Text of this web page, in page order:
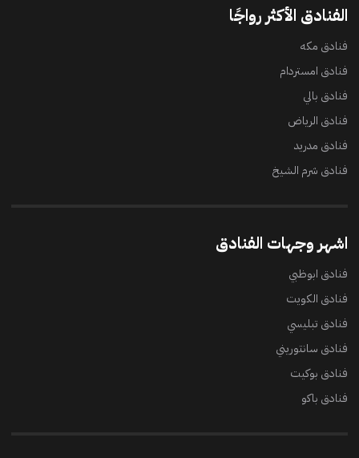
الفنادق الأكثر رواجًا
فنادق مكه
فنادق امستردام
فنادق بالي
فنادق الرياض
فنادق مدريد
فنادق شرم الشيخ
اشهر وجهات الفنادق
فنادق ابوظبي
فنادق الكويت
فنادق تبليسي
فنادق سانتوريني
فنادق بوكيت
فنادق باكو